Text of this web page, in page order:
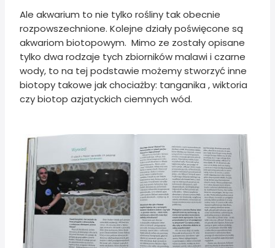
Ale akwarium to nie tylko rośliny tak obecnie
rozpowszechnione. Kolejne działy poświęcone są
akwariom biotopowym. Mimo ze zostały opisane
tylko dwa rodzaje tych zbiorników malawi i czarne
wody, to na tej podstawie możemy stworzyć inne
biotopy takowe jak chociażby: tanganika , wiktoria
czy biotop azjatyckich ciemnych wód.